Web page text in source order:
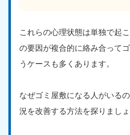
これらの心理状態は単独で起
の要因が複合的に絡み合って
うケースも多くあります。
なぜゴミ屋敷になる人がいる
況を改善する方法を探りましょ